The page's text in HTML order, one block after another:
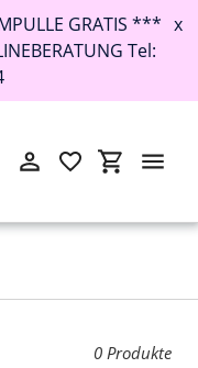
GRATIS ***
Tel:
x
Einloggen
0 Produkte